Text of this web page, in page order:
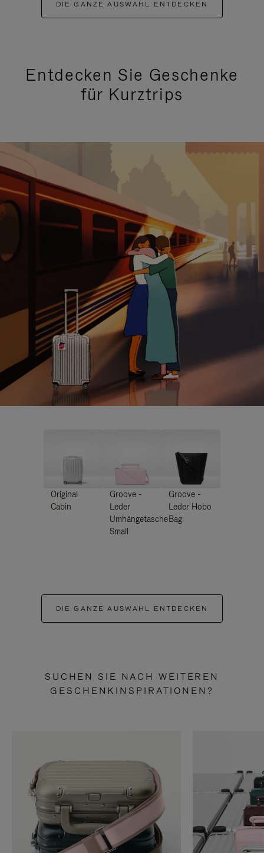
DIE GANZE AUSWAHL ENTDECKEN
Entdecken Sie Geschenke
für Kurztrips
Original
Cabin
Groove -
Leder
Umhängetasche
Small
Groove -
Leder Hobo
Bag
DIE GANZE AUSWAHL ENTDECKEN
SUCHEN SIE NACH WEITEREN
GESCHENKINSPIRATIONEN?